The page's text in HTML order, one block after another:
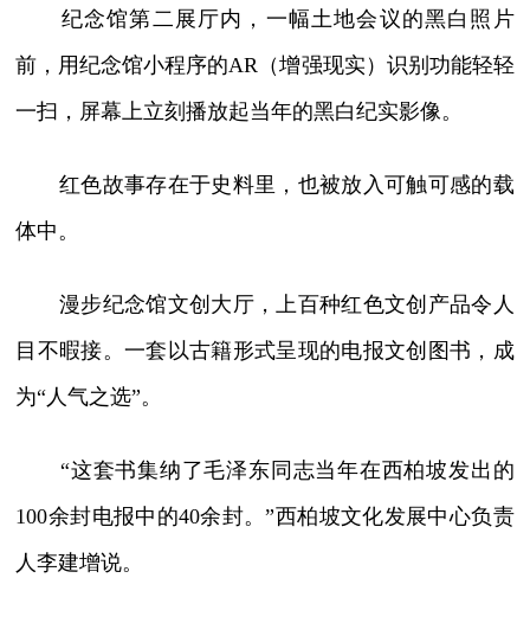
纪念馆第二展厅内，一幅土地会议的黑白照片
前，用纪念馆小程序的AR（增强现实）识别功能轻轻
一扫，屏幕上立刻播放起当年的黑白纪实影像。
红色故事存在于史料里，也被放入可触可感的载
体中。
漫步纪念馆文创大厅，上百种红色文创产品令人
目不暇接。一套以古籍形式呈现的电报文创图书，成
为“人气之选”。
“这套书集纳了毛泽东同志当年在西柏坡发出的
100余封电报中的40余封。”西柏坡文化发展中心负责
人李建增说。